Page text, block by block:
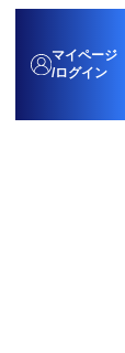
マイページ
/ログイン